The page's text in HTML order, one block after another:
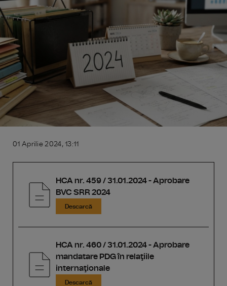
01 Aprilie 2024, 13:11
HCA nr. 459 / 31.01.2024 - Aprobare
BVC SRR 2024
Descarcă
HCA nr. 460 / 31.01.2024 - Aprobare
mandatare PDG în relaţiile
internaţionale
Descarcă